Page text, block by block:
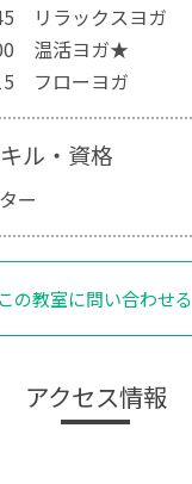
リラックスヨガ
温活ヨガ★
フローヨガ
ル・資格
ー
この教室に問い合わせる
アクセス情報